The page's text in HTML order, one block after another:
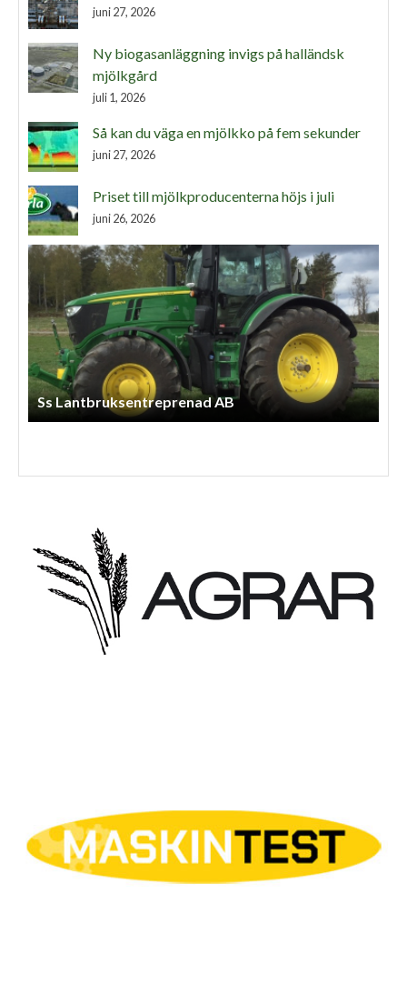
juni 27, 2026
Ny biogasanläggning invigs på halländsk
mjölkgård
juli 1, 2026
Så kan du väga en mjölkko på fem sekunder
juni 27, 2026
Priset till mjölkproducenterna höjs i juli
juni 26, 2026
Anneberg Skog & Agro